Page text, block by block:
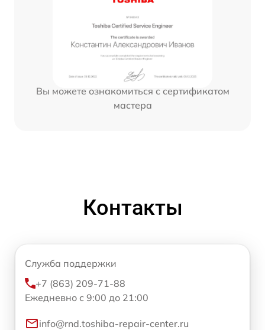
Вы можете ознакомиться с сертификатом
мастера
Контакты
Служба поддержки
+7 (863) 209-71-88
Ежедневно с 9:00 до 21:00
info@rnd.toshiba-repair-center.ru